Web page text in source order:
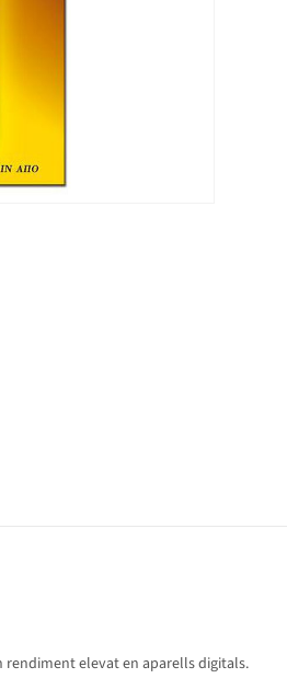
rendiment elevat en aparells digitals.